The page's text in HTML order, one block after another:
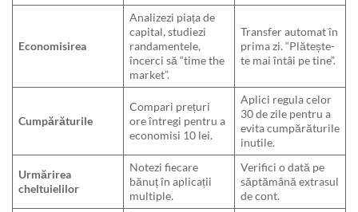
Economisirea
Analizezi piața de
capital, studiezi
randamentele,
încerci să “time the
market”.
Transfer automat în
prima zi. “Plătește-
te mai întâi pe tine”.
Cumpărăturile
Compari prețuri
ore întregi pentru a
economisi 10 lei.
Aplici regula celor
30 de zile pentru a
evita cumpărăturile
inutile.
Urmărirea
cheltuielilor
Notezi fiecare
bănuț în aplicații
multiple.
Verifici o dată pe
săptămână extrasul
de cont.